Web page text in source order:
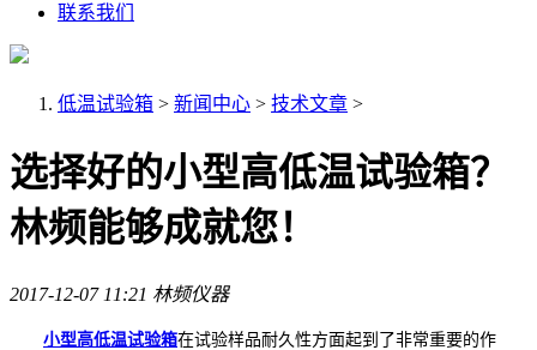
联系我们
低温试验箱 > 新闻中心 > 技术文章 >
选择好的小型高低温试验箱？
林频能够成就您！
2017-12-07 11:21 林频仪器
小型高低温试验箱在试验样品耐久性方面起到了非常重要的作